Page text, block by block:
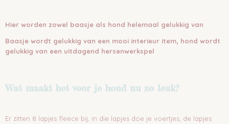
Hier worden zowel baasje als hond helemaal gelukkig van
Baasje wordt gelukkig van een mooi interieur item, hond wordt
gelukkig van een uitdagend hersenwerkspel
Wat maakt het voor je hond nu zo leuk?
Er zitten 8 lapjes fleece bij, in die lapjes doe je voertjes, de lapjes